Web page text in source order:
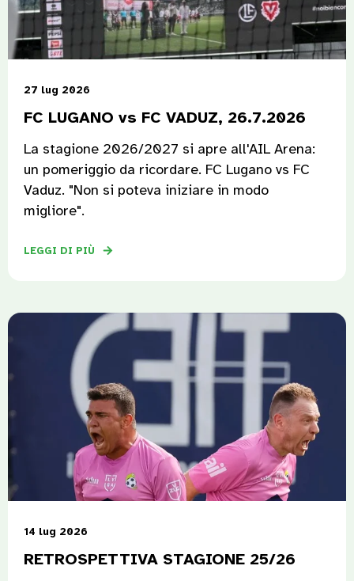
27 lug 2026
FC LUGANO vs FC VADUZ, 26.7.2026
La stagione 2026/2027 si apre all'AIL Arena:
un pomeriggio da ricordare. FC Lugano vs FC
Vaduz. "Non si poteva iniziare in modo
migliore".
LEGGI DI PIÙ
14 lug 2026
RETROSPETTIVA STAGIONE 25/26